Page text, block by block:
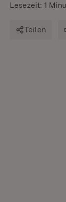
Lesezeit: 1
Teilen